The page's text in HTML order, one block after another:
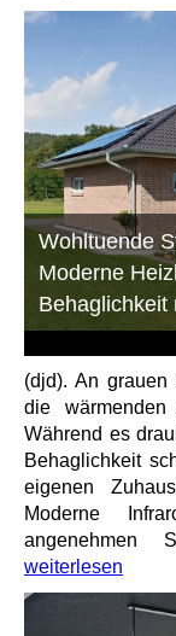
Wohltuende
Moderne
Behaglichkeit
(djd). An
die wärmenden
Während es
Behaglichkeit
eigenen
Moderne
angenehmen
weiterlesen